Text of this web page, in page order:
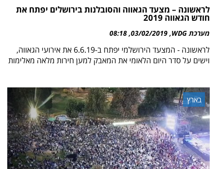
לראשונה – מצעד הגאווה והסובלנות בירושלים יפתח את
חודש הגאווה 2019
מערכת WDG 03/02/2019
08:18
לראשונה - המצעד הירושלמי יפתח ב-6.6.19 את אירועי הגאווה,
וישים על סדר היום הלאומי את המאבק למען חירות מלאה מאלימות
בארץ